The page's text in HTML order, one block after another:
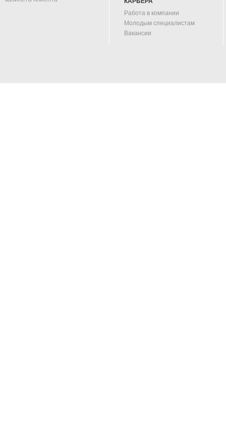
Работа в компании
Молодым специалистам
Вакансии